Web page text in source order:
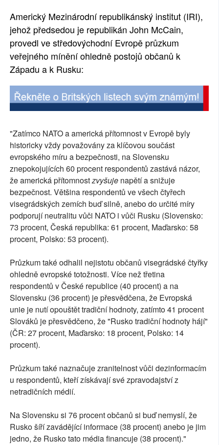
SOCIÁLNÍ SÍTĚ
RUBRIKY
PLNÁ VERZE STRÁNEK
Americký Mezinárodní republikánský institut (IRI),
jehož předsedou je republikán John McCain,
provedl ve středovýchodní Evropě průzkum
veřejného mínění ohledně postojů občanů k
Západu a k Rusku:
"Zatímco NATO a americká přítomnost v Evropě byly
historicky vždy považovány za klíčovou součást
evropského míru a bezpečnosti, na Slovensku
znepokojujících 60 procent respondentů zastává názor,
že americká přítomnostzvyšuje napětí a snižuje
bezpečnost. Většina respondentů ve všech čtyřech
visegrádských zemích buď silně, anebo do určité míry
podporují neutralitu vůči NATO i vůči Rusku (Slovensko:
73 procent, Česká republika: 61 procent, Maďarsko: 58
procent, Polsko: 53 procent).
Průzkum také odhalil nejistotu občanů visegrádské čtyřky
ohledně evropské totožnosti. Více než třetina
respondentů v České republice (40 procent) a na
Slovensku (36 procent) je přesvědčena, že Evropská
unie je nutí opouštět tradiční hodnoty, zatímto 41 procent
Slováků je přesvědčeno, že "Rusko tradiční hodnoty hájí"
(ČR: 27 procent, Maďarsko: 18 procent, Polsko: 14
procent).
Průzkum také naznačuje zranitelnost vůči dezinformacím
u respondentů, kteří získávají své zpravodajství z
netradičních médií.
Na Slovensku si 76 procent občanů si buď nemyslí, že
Rusko šíří zavádějící informace (38 procent) anebo je jim
jedno, že Rusko tato média financuje (38 procent)."